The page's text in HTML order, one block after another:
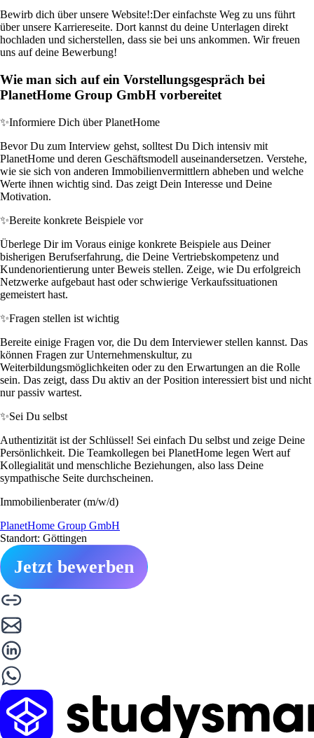
Bewirb dich über unsere Website!:Der einfachste Weg zu uns führt
über unsere Karriereseite. Dort kannst du deine Unterlagen direkt
hochladen und sicherstellen, dass sie bei uns ankommen. Wir freuen
uns auf deine Bewerbung!
Wie man sich auf ein Vorstellungsgespräch bei
PlanetHome Group GmbH vorbereitet
✨Informiere Dich über PlanetHome
Bevor Du zum Interview gehst, solltest Du Dich intensiv mit
PlanetHome und deren Geschäftsmodell auseinandersetzen. Verstehe,
wie sie sich von anderen Immobilienvermittlern abheben und welche
Werte ihnen wichtig sind. Das zeigt Dein Interesse und Deine
Motivation.
✨Bereite konkrete Beispiele vor
Überlege Dir im Voraus einige konkrete Beispiele aus Deiner
bisherigen Berufserfahrung, die Deine Vertriebskompetenz und
Kundenorientierung unter Beweis stellen. Zeige, wie Du erfolgreich
Netzwerke aufgebaut hast oder schwierige Verkaufssituationen
gemeistert hast.
✨Fragen stellen ist wichtig
Bereite einige Fragen vor, die Du dem Interviewer stellen kannst. Das
können Fragen zur Unternehmenskultur, zu
Weiterbildungsmöglichkeiten oder zu den Erwartungen an die Rolle
sein. Das zeigt, dass Du aktiv an der Position interessiert bist und nicht
nur passiv wartest.
✨Sei Du selbst
Authentizität ist der Schlüssel! Sei einfach Du selbst und zeige Deine
Persönlichkeit. Die Teamkollegen bei PlanetHome legen Wert auf
Kollegialität und menschliche Beziehungen, also lass Deine
sympathische Seite durchscheinen.
Immobilienberater (m/w/d)
PlanetHome Group GmbH
Standort: Göttingen
Jetzt bewerben